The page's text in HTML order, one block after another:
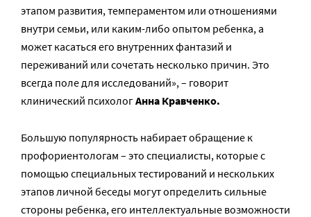
этапом развития, темпераментом или отношениями
внутри семьи, или каким-либо опытом ребенка, а
может касаться его внутренних фантазий и
переживаний или сочетать несколько причин. Это
всегда поле для исследований», – говорит
клинический психологАнна Кравченко.
Большую популярность набирает обращение к
профориентологам – это специалисты, которые с
помощью специальных тестирований и нескольких
этапов личной беседы могут определить сильные
стороны ребенка, его интеллектуальные возможности